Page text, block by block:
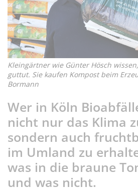
Kleingärtner wie Günter Hösch
guttut. Sie kaufen Kompost beim
Bormann
Wer in Köln
nicht nur das Klima
sondern auch
im Umland zu
was in die braune
und was nicht.